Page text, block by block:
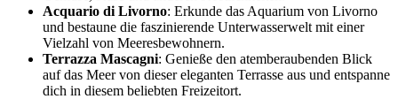
Acquario di Livorno: Erkunde das Aquarium von Livorno
und bestaune die faszinierende Unterwasserwelt mit einer
Vielzahl von Meeresbewohnern.
Terrazza Mascagni: Genieße den atemberaubenden Blick
auf das Meer von dieser eleganten Terrasse aus und entspanne
dich in diesem beliebten Freizeitort.